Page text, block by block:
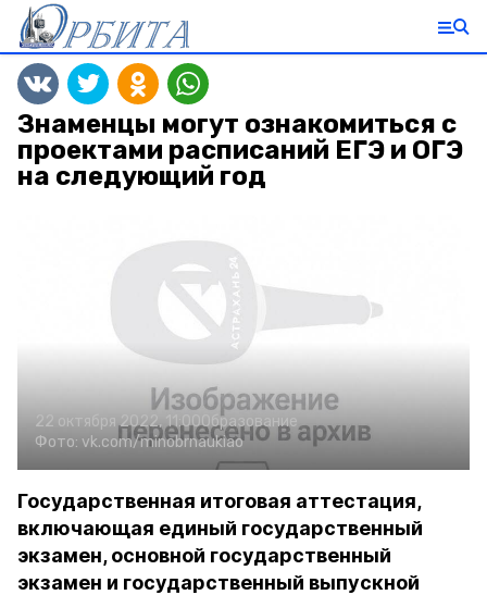
Знаменцы могут ознакомиться с
проектами расписаний ЕГЭ и ОГЭ
на следующий год
22 октября 2022, 11:00Образование
Фото: vk.com/minobrnaukiao
Государственная итоговая аттестация,
включающая единый государственный
экзамен, основной государственный
экзамен и государственный выпускной